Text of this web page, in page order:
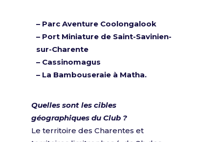
– Parc Aventure Coolongalook
– Port Miniature de Saint-Savinien-
sur-Charente
– Cassinomagus
– La Bambouseraie à Matha.
Quelles sont les cibles
géographiques du Club ?
Le territoire des Charentes et